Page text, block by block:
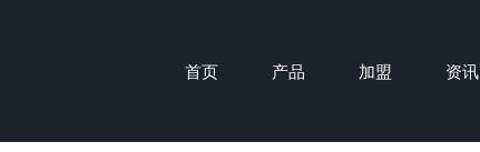
首页 产品 加盟 资讯